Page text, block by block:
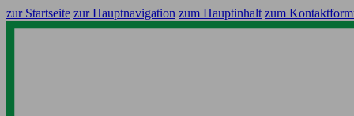
zur Startseite zur Hauptnavigation zum Hauptinhalt zum